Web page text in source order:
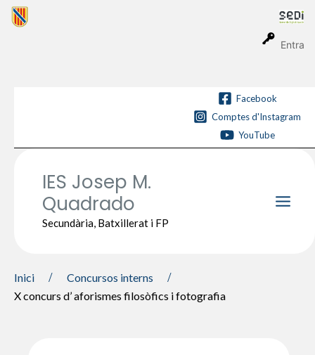
Entra
Vés
Facebook
Comptes d'Instagram
YouTube
IES Josep M.
Quadrado
Secundària, Batxillerat i FP
Inici
Concursos interns
X concurs d’ aforismes filosòfics i fotografia